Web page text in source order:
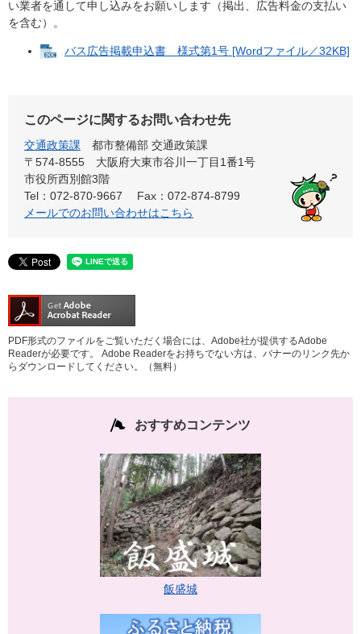
い業者を通して申し込みをお願いします（掲出、広告料金の支払い
を含む）。
バス広告掲載申込書 様式第1号 [Wordファイル／32KB]
このページに関するお問い合わせ先
交通政策課
都市整備部 交通政策課
〒574-8555 大阪府大東市谷川一丁目1番1号
市役所西別館3階
Tel：072-870-9667
Fax：072-874-8799
メールでのお問い合わせはこちら
PDF形式のファイルをご覧いただく場合には、Adobe社が提供するAdobe
Readerが必要です。
Adobe Readerをお持ちでない方は、バナーのリンク先か
らダウンロードしてください。（無料）
おすすめコンテンツ
飯盛城